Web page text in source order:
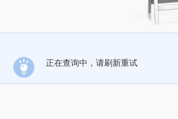
正在查询中，请刷新重试